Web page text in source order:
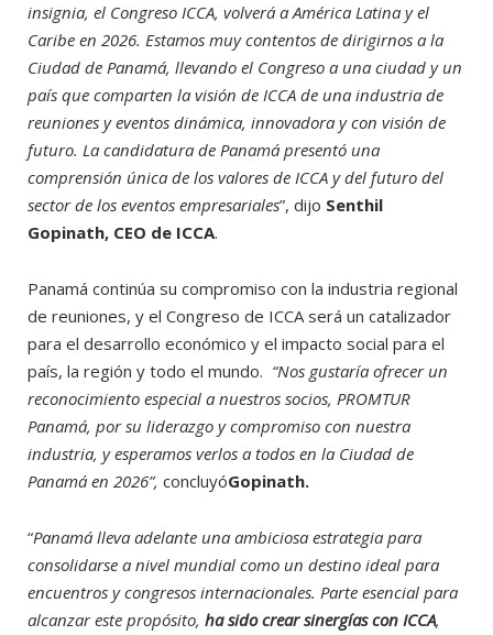
insignia, el Congreso ICCA, volverá a América Latina y el
Caribe en 2026. Estamos muy contentos de dirigirnos a la
Ciudad de Panamá, llevando el Congreso a una ciudad y un
país que comparten la visión de ICCA de una industria de
reuniones y eventos dinámica, innovadora y con visión de
futuro. La candidatura de Panamá presentó una
comprensión única de los valores de ICCA y del futuro del
sector de los eventos empresariales”, dijo Senthil
Gopinath, CEO de ICCA.
Panamá continúa su compromiso con la industria regional
de reuniones, y el Congreso de ICCA será un catalizador
para el desarrollo económico y el impacto social para el
país, la región y todo el mundo. “Nos gustaría ofrecer un
reconocimiento especial a nuestros socios, PROMTUR
Panamá, por su liderazgo y compromiso con nuestra
industria, y esperamos verlos a todos en la Ciudad de
Panamá en 2026”, concluyóGopinath.
“Panamá lleva adelante una ambiciosa estrategia para
consolidarse a nivel mundial como un destino ideal para
encuentros y congresos internacionales. Parte esencial para
alcanzar este propósito, ha sido crear sinergías con ICCA,